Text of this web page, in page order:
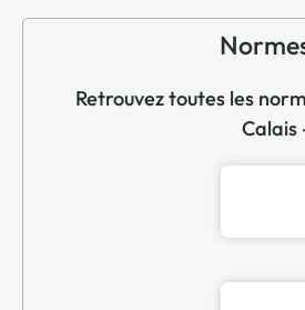
Retrouvez toutes les
Calais